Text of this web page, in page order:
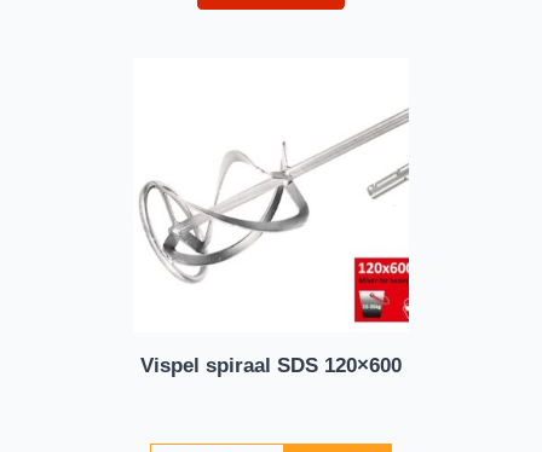
Vispel spiraal SDS 120×600